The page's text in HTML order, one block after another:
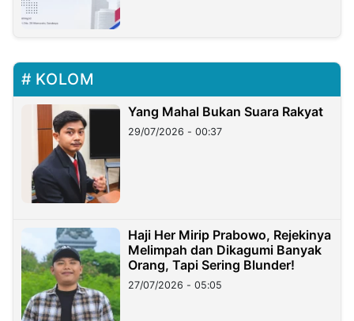
KOLOM
Yang Mahal Bukan Suara Rakyat
29/07/2026 - 00:37
Haji Her Mirip Prabowo, Rejekinya
Melimpah dan Dikagumi Banyak
Orang, Tapi Sering Blunder!
27/07/2026 - 05:05